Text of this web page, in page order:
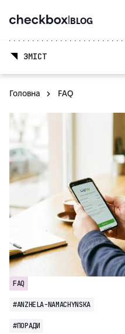
|BLOG
ЗМІСТ
Головна FAQ
FAQ
#ANZHELA-NAMACHYNSKA
#ПОРАДИ